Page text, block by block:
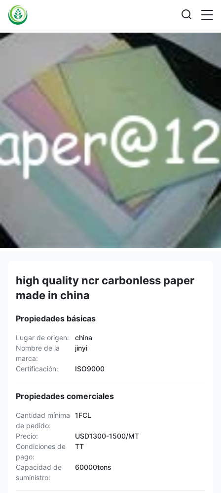
high quality ncr carbonless paper
made in china
Propiedades básicas
Lugar de origen:
china
Nombre de la
marca:
jinyi
Certificación: ISO9000
Propiedades comerciales
Cantidad mínima
de pedido:
1FCL
Precio:
USD1300-1500/MT
Condiciones de
pago:
TT
Capacidad de
suministro:
60000tons